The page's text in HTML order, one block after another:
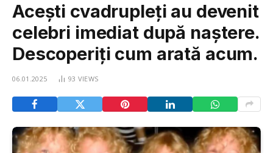
Acești cvadrupleți au devenit
celebri imediat după naștere.
Descoperiți cum arată acum.
06.01.2025 93 VIEWS